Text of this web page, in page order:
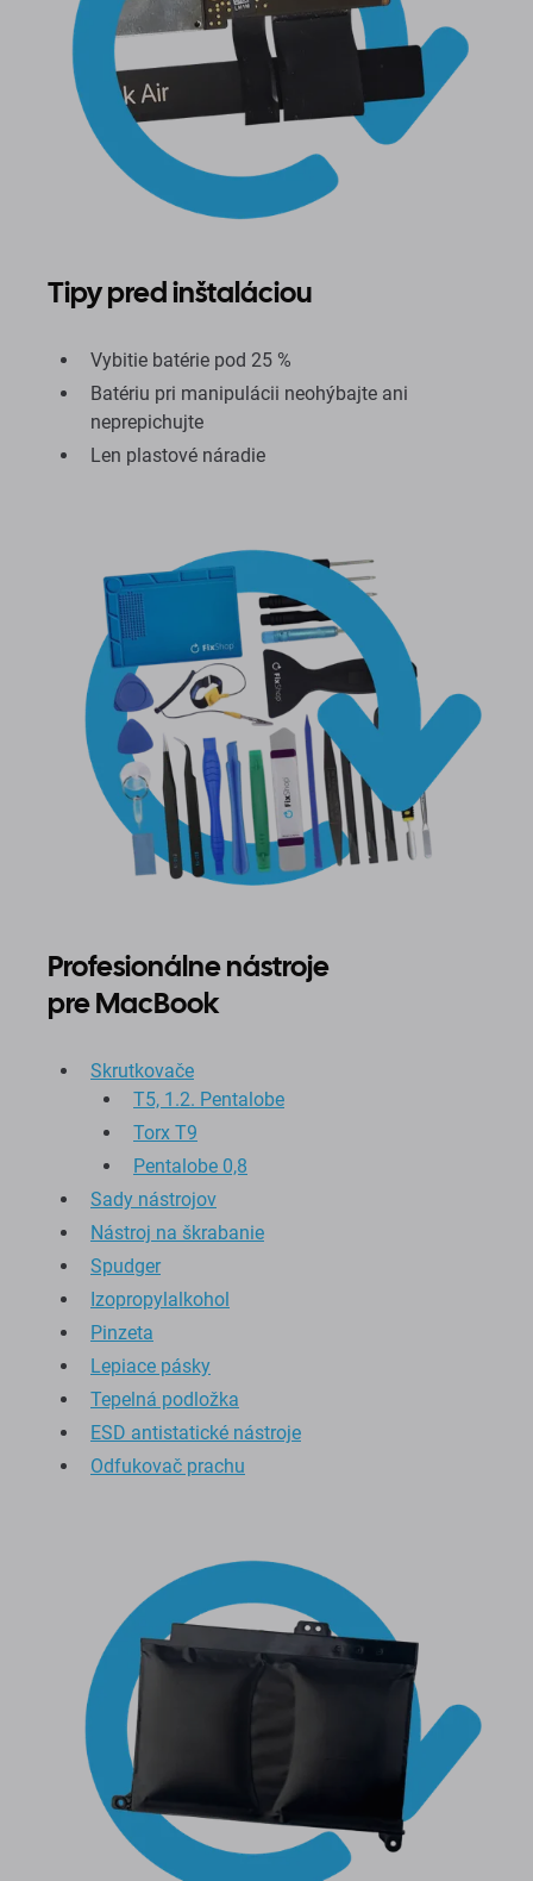
Tipy pred inštaláciou
Vybitie batérie pod 25 %
Batériu pri manipulácii neohýbajte ani
neprepichujte
Len plastové náradie
Profesionálne nástroje
pre MacBook
Skrutkovače
T5, 1.2. Pentalobe
Torx T9
Pentalobe 0,8
Sady nástrojov
Nástroj na škrabanie
Spudger
Izopropylalkohol
Pinzeta
Lepiace pásky
Tepelná podložka
ESD antistatické nástroje
Odfukovač prachu